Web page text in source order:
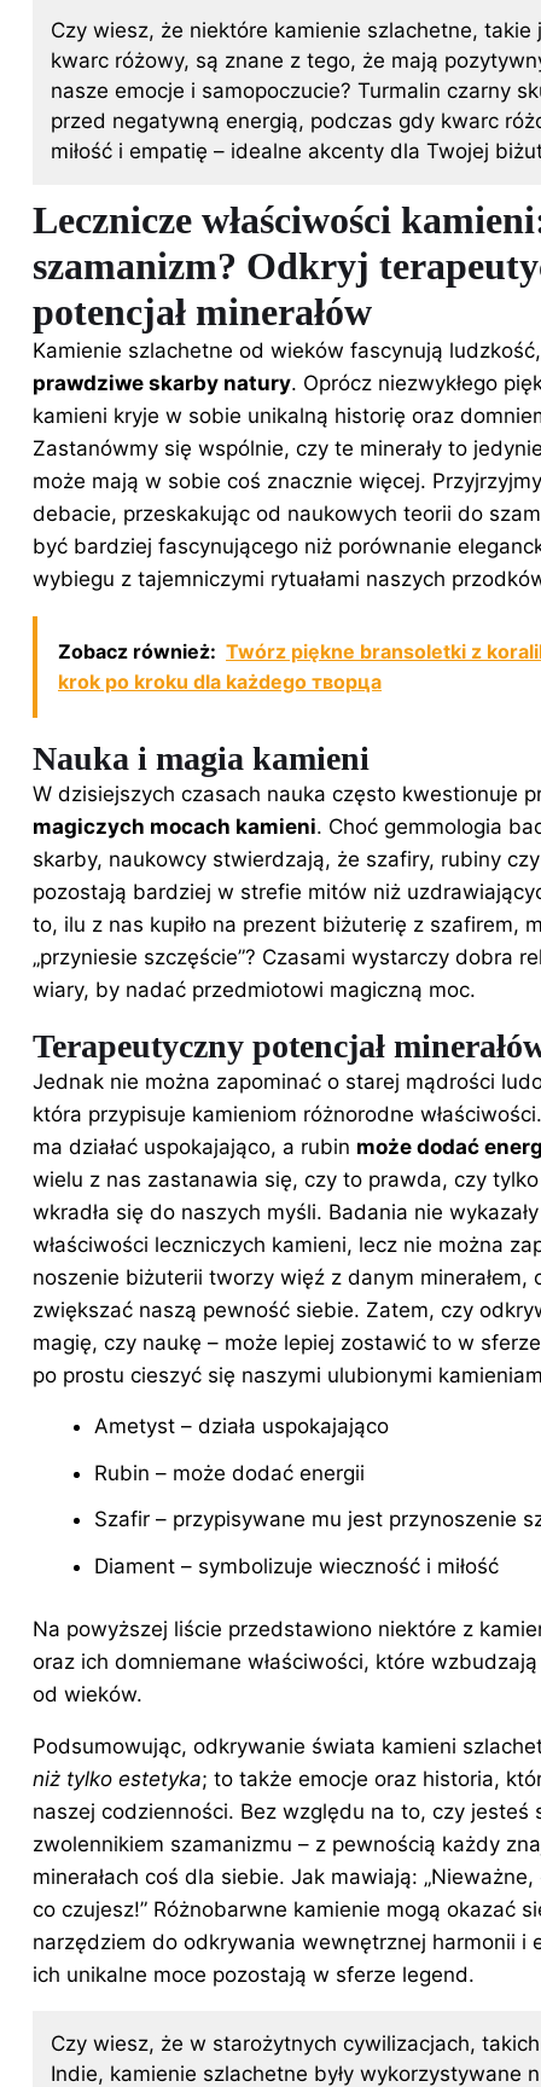
Czy wiesz, że niektóre kamienie szlachetne, takie
kwarc różowy, są znane z tego, że mają
nasze emocje i samopoczucie? Turmalin czarny
przed negatywną energią, podczas gdy kwarc
miłość i empatię – idealne akcenty dla Twojej
Lecznicze właściwości
szamanizm? Odkryj
potencjał minerałów
Kamienie szlachetne od wieków fascynują
prawdziwe skarby natury. Oprócz niezwykłego
kamieni kryje w sobie unikalną historię oraz
Zastanówmy się wspólnie, czy te minerały to
może mają w sobie coś znacznie więcej.
debacie, przeskakując od naukowych teorii do
być bardziej fascynującego niż porównanie
wybiegu z tajemniczymi rytuałami naszych
Zobacz również: Twórz piękne bransoletki z
krok po kroku dla każdego творца
Nauka i magia kamieni
W dzisiejszych czasach nauka często kwestionuje
magiczych mocach kamieni. Choć gemmologia
skarby, naukowcy stwierdzają, że szafiry, rubiny
pozostają bardziej w strefie mitów niż
to, ilu z nas kupiło na prezent biżuterię z szafirem,
„przyniesie szczęście”? Czasami wystarczy dobra
wiary, by nadać przedmiotowi magiczną moc.
Terapeutyczny potencjał
Jednak nie można zapominać o starej mądrości
która przypisuje kamieniom różnorodne
ma działać uspokajająco, a rubin może dodać
wielu z nas zastanawia się, czy to prawda, czy
wkradła się do naszych myśli. Badania nie
właściwości leczniczych kamieni, lecz nie można
noszenie biżuterii tworzy więź z danym minerałem,
zwiększać naszą pewność siebie. Zatem, czy
magię, czy naukę – może lepiej zostawić to w
po prostu cieszyć się naszymi ulubionymi
Ametyst – działa uspokajająco
Rubin – może dodać energii
Szafir – przypisywane mu jest przynoszenie
Diament – symbolizuje wieczność i miłość
Na powyższej liście przedstawiono niektóre z
oraz ich domniemane właściwości, które
od wieków.
Podsumowując, odkrywanie świata kamieni
niż tylko estetyka; to także emocje oraz historia,
naszej codzienności. Bez względu na to, czy jesteś
zwolennikiem szamanizmu – z pewnością każdy
minerałach coś dla siebie. Jak mawiają:
co czujesz!” Różnobarwne kamienie mogą okazać
narzędziem do odkrywania wewnętrznej harmonii i
ich unikalne moce pozostają w sferze legend.
Czy wiesz, że w starożytnych cywilizacjach,
Indie, kamienie szlachetne były wykorzystywane